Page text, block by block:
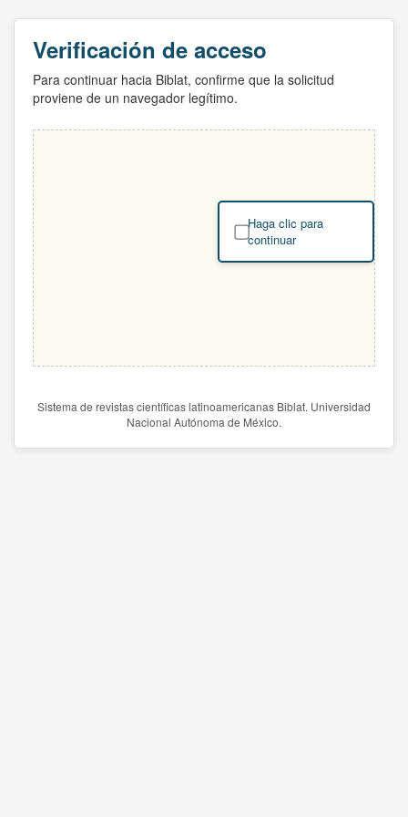
Verificación de acceso
Para continuar hacia Biblat, confirme que la solicitud
proviene de un navegador legítimo.
Haga clic para
continuar
Sistema de revistas científicas latinoamericanas Biblat. Universidad
Nacional Autónoma de México.